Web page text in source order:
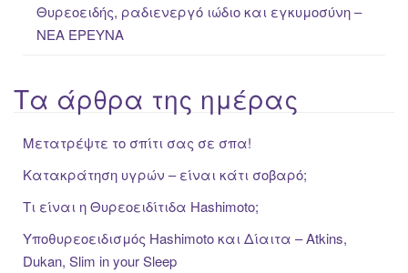
Θυρεοειδής, ραδιενεργό ιώδιο και εγκυμοσύνη –
ΝΕΑ ΈΡΕΥΝΑ
Τα άρθρα της ημέρας
Μετατρέψτε το σπίτι σας σε σπα!
Κατακράτηση υγρών – είναι κάτι σοβαρό;
Τι είναι η Θυρεοειδίτιδα Hashimoto;
Υποθυρεοειδισμός Hashimoto και Δίαιτα – Atkins,
Dukan, Slim in your Sleep